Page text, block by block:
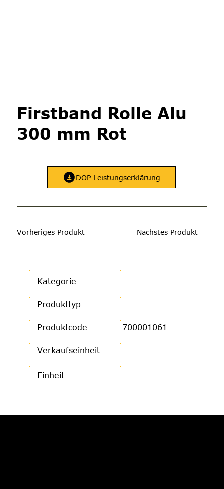
Firstband Rolle Alu
300 mm Rot
DOP Leistungserklärung
Kategorie
Produkttyp
Produktcode
Verkaufseinheit
Einheit
700001061
Vorheriges Produkt Nächstes Produkt